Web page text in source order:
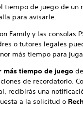
tiempo de juego de un
para avisarle.
Family y las consolas
o tutores legales
más tiempo para
más tiempo de juego
de recordatorio.
recibirás una
a la solicitud o